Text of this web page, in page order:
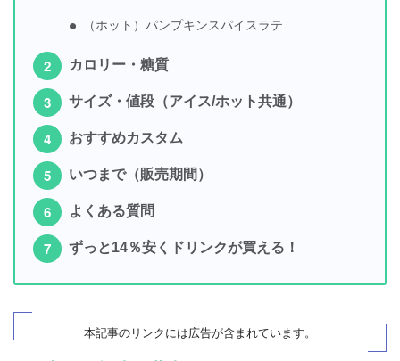
（ホット）パンプキンスパイスラテ
カロリー・糖質
サイズ・値段（アイス/ホット共通）
おすすめカスタム
いつまで（販売期間）
よくある質問
ずっと14％安くドリンクが買える！
本記事のリンクには広告が含まれています。